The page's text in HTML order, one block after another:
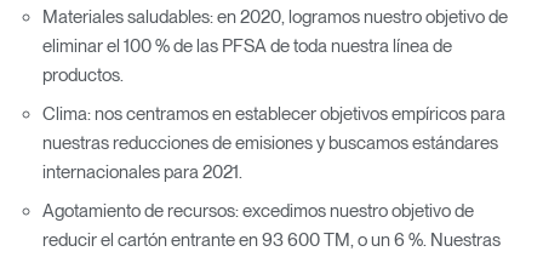
Materiales saludables: en 2020, logramos nuestro objetivo de
eliminar el 100 % de las PFSA de toda nuestra línea de
productos.
Clima: nos centramos en establecer objetivos empíricos para
nuestras reducciones de emisiones y buscamos estándares
internacionales para 2021.
Agotamiento de recursos: excedimos nuestro objetivo de
reducir el cartón entrante en 93 600 TM, o un 6 %. Nuestras